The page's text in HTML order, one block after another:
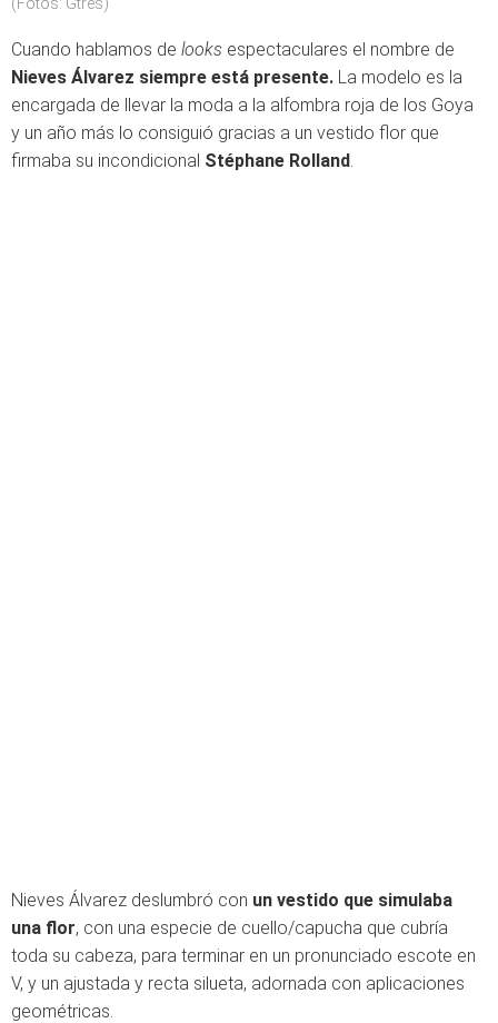
Cuando hablamos de looks espectaculares el nombre de
Nieves Álvarez siempre está presente. La modelo es la
encargada de llevar la moda a la alfombra roja de los Goya
y un año más lo consiguió gracias a un vestido flor que
firmaba su incondicional Stéphane Rolland.
Nieves Álvarez deslumbró con un vestido que simulaba
una flor, con una especie de cuello/capucha que cubría
toda su cabeza, para terminar en un pronunciado escote en
V, y un ajustada y recta silueta, adornada con aplicaciones
geométricas.